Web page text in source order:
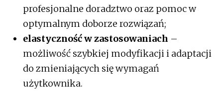
profesjonalne doradztwo oraz pomoc w
optymalnym doborze rozwiązań;
elastyczność w zastosowaniach –
możliwość szybkiej modyfikacji i adaptacji
do zmieniających się wymagań
użytkownika.